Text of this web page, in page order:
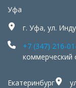
Уфа
г. Уфа, ул.
+7 (347) 216-
коммерческий
Екатеринбург